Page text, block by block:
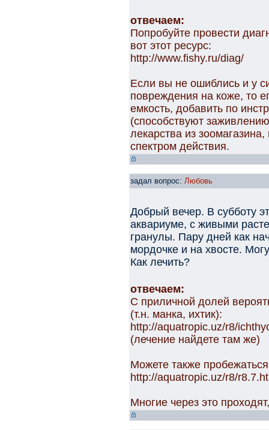
отвечаем:
Попробуйте провести
вот этот ресурс:
http://www.fishy.ru/diag/
Если вы не ошиблись и у
повреждения на коже, то
емкость, добавить по
(способствуют
лекарства из
спектром действия.
задал вопрос: Любовь
Добрый вечер. В субботу
аквариуме, с живыми
гранулы. Пару дней как
мордочке и на хвосте.
Как лечить?
отвечаем:
С приличной долей
(т.н. манка, ихтик):
http://aquatropic.uz/r8/
(лечение найдете там же)
Можете также
http://aquatropic.uz/r8/
Многие через это